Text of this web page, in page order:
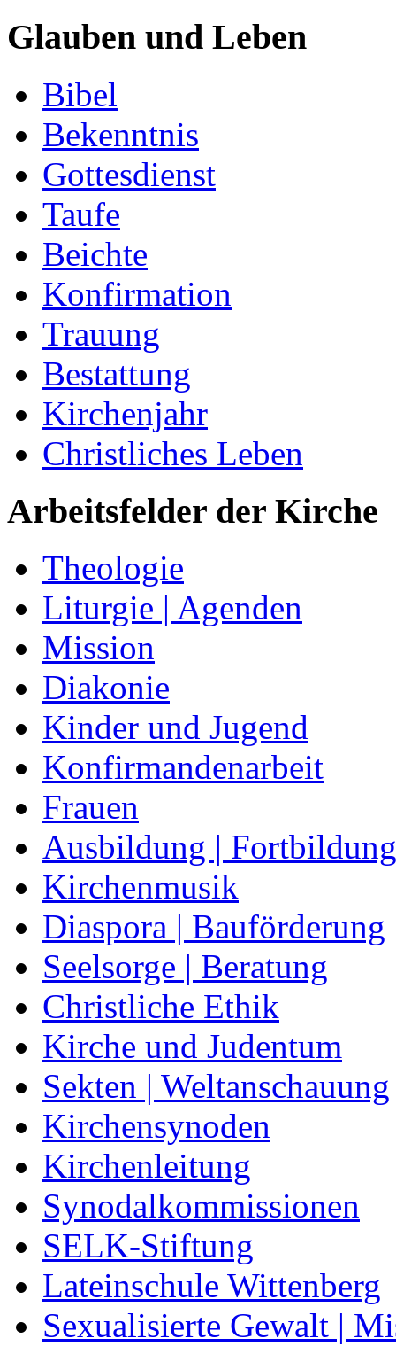
Glauben und Leben
Bibel
Bekenntnis
Gottesdienst
Taufe
Beichte
Konfirmation
Trauung
Bestattung
Kirchenjahr
Christliches Leben
Arbeitsfelder der Kirche
Theologie
Liturgie | Agenden
Mission
Diakonie
Kinder und Jugend
Konfirmandenarbeit
Frauen
Ausbildung | Fortbildung
Kirchenmusik
Diaspora | Bauförderung
Seelsorge | Beratung
Christliche Ethik
Kirche und Judentum
Sekten | Weltanschauung
Kirchensynoden
Kirchenleitung
Synodalkommissionen
SELK-Stiftung
Lateinschule Wittenberg
Sexualisierte Gewalt |